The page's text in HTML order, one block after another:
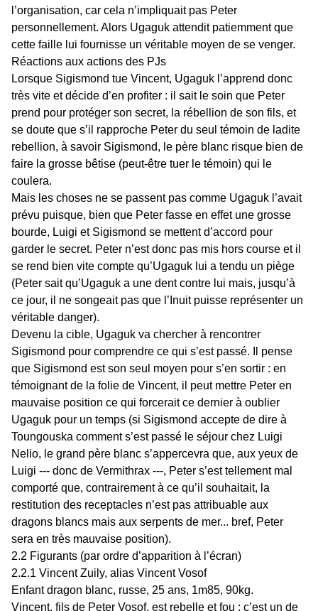
l’organisation, car cela n’impliquait pas Peter
personnellement. Alors Ugaguk attendit patiemment que
cette faille lui fournisse un véritable moyen de se venger.
Réactions aux actions des PJs
Lorsque Sigismond tue Vincent, Ugaguk l’apprend donc
très vite et décide d’en profiter : il sait le soin que Peter
prend pour protéger son secret, la rébellion de son fils, et
se doute que s’il rapproche Peter du seul témoin de ladite
rebellion, à savoir Sigismond, le père blanc risque bien de
faire la grosse bêtise (peut-être tuer le témoin) qui le
coulera.
Mais les choses ne se passent pas comme Ugaguk l’avait
prévu puisque, bien que Peter fasse en effet une grosse
bourde, Luigi et Sigismond se mettent d’accord pour
garder le secret. Peter n’est donc pas mis hors course et il
se rend bien vite compte qu’Ugaguk lui a tendu un piège
(Peter sait qu’Ugaguk a une dent contre lui mais, jusqu’à
ce jour, il ne songeait pas que l’Inuit puisse représenter un
véritable danger).
Devenu la cible, Ugaguk va chercher à rencontrer
Sigismond pour comprendre ce qui s’est passé. Il pense
que Sigismond est son seul moyen pour s’en sortir : en
témoignant de la folie de Vincent, il peut mettre Peter en
mauvaise position ce qui forcerait ce dernier à oublier
Ugaguk pour un temps (si Sigismond accepte de dire à
Toungouska comment s’est passé le séjour chez Luigi
Nelio, le grand père blanc s’appercevra que, aux yeux de
Luigi --- donc de Vermithrax ---, Peter s’est tellement mal
comporté que, contrairement à ce qu’il souhaitait, la
restitution des receptacles n’est pas attribuable aux
dragons blancs mais aux serpents de mer... bref, Peter
sera en très mauvaise position).
2.2 Figurants (par ordre d’apparition à l’écran)
2.2.1 Vincent Zuily, alias Vincent Vosof
Enfant dragon blanc, russe, 25 ans, 1m85, 90kg.
Vincent, fils de Peter Vosof, est rebelle et fou ; c’est un de